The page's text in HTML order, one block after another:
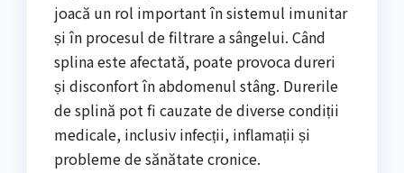
joacă un rol important în sistemul imunitar
și în procesul de filtrare a sângelui. Când
splina este afectată, poate provoca dureri
și disconfort în abdomenul stâng. Durerile
de splină pot fi cauzate de diverse condiții
medicale, inclusiv infecții, inflamații și
probleme de sănătate cronice.